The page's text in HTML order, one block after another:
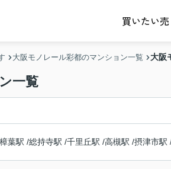
買いたい
大阪モノレール彩都のマンション一覧 大阪
一覧
樟葉駅 /総持寺駅 /千里丘駅 /高槻駅 /摂津市駅